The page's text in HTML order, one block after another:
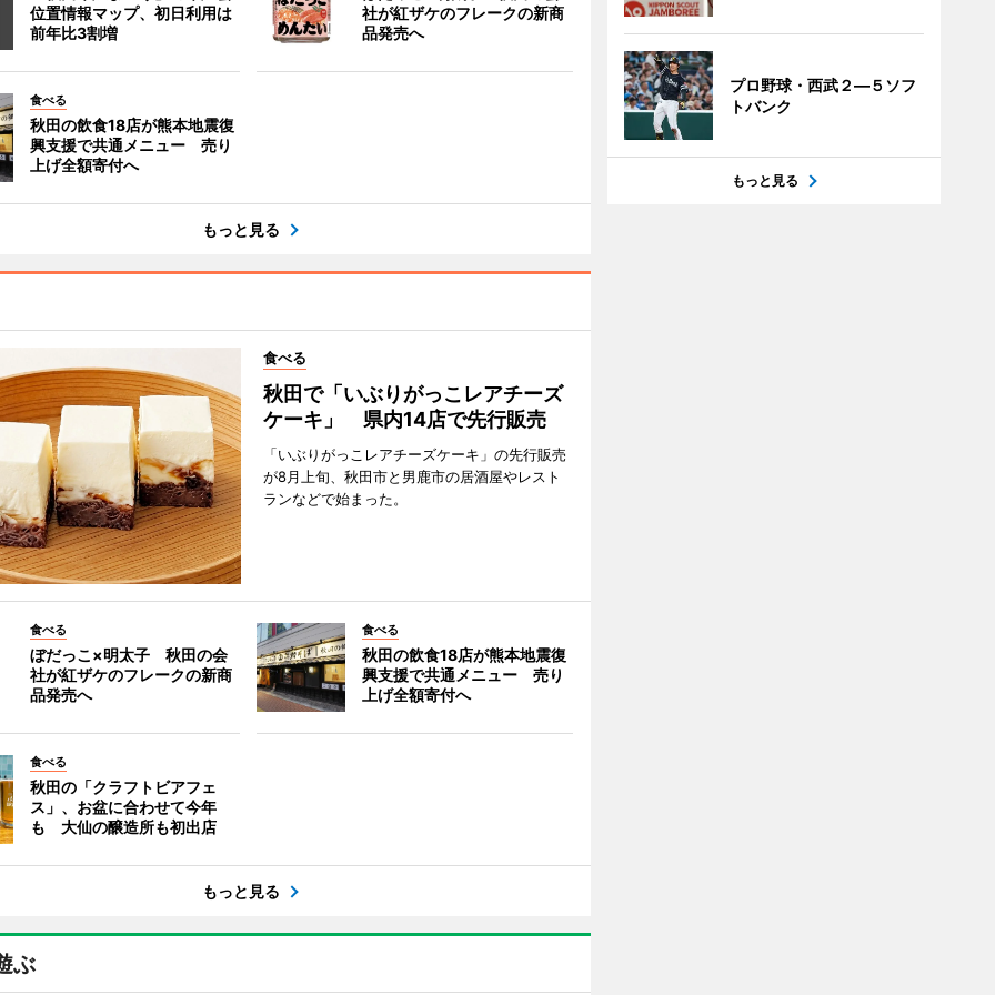
位置情報マップ、初日利用は
前年比3割増
社が紅ザケのフレークの新商
品発売へ
食べる
秋田の飲食18店が熊本地震復
興支援で共通メニュー 売り
上げ全額寄付へ
もっと見る
食べる
秋田で「いぶりがっこレアチーズ
ケーキ」 県内14店で先行販売
「いぶりがっこレアチーズケーキ」の先行販売
が8月上旬、秋田市と男鹿市の居酒屋やレスト
ランなどで始まった。
食べる
ぼだっこ×明太子 秋田の会
社が紅ザケのフレークの新商
品発売へ
食べる
秋田の飲食18店が熊本地震復
興支援で共通メニュー 売り
上げ全額寄付へ
食べる
秋田の「クラフトビアフェ
ス」、お盆に合わせて今年
も 大仙の醸造所も初出店
もっと見る
ぶ
プロ野球・西武２―５ソフ
トバンク
もっと見る